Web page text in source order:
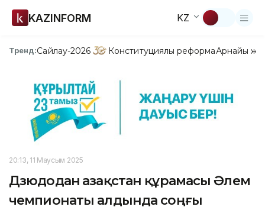
KAZINFORM KZ
Тренд:Сайлау-2026 Конституциялық реформаАрнайы
20:13, 11 Маусым 2025
Дзюдодан Қазақстан құрамасы Әлем
чемпионаты алдында соңғы